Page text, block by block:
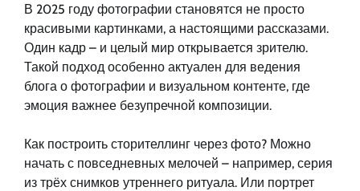
В 2025 году фотографии становятся не просто
красивыми картинками, а настоящими рассказами.
Один кадр – и целый мир открывается зрителю.
Такой подход особенно актуален для ведения
блога о фотографии и визуальном контенте, где
эмоция важнее безупречной композиции.
Как построить сторителлинг через фото? Можно
начать с повседневных мелочей – например, серия
из трёх снимков утреннего ритуала. Или портрет